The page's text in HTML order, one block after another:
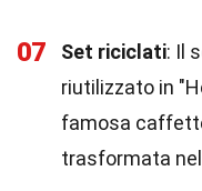
07 Set riciclati: Il
riutilizzato in
famosa
trasformata